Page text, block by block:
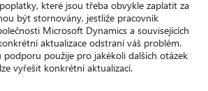
které jsou třeba obvykle zaplatit za
být stornovány, jestliže pracovník
Microsoft Dynamics a souvisejících
aktualizace odstraní váš problém.
podporu použije pro jakékoli dalších otázek
vyřešit konkrétní aktualizací.